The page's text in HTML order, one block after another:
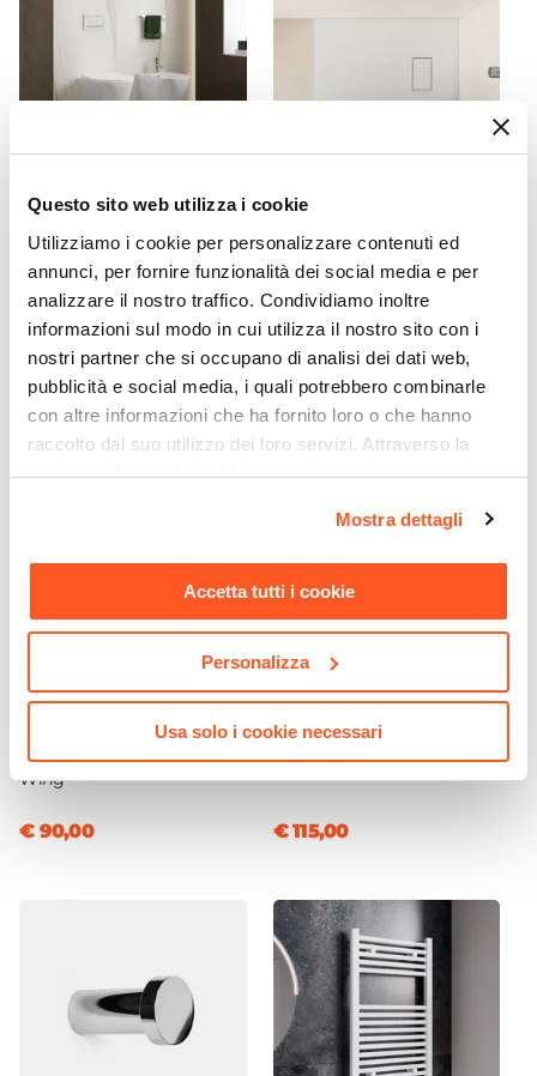
Questo sito web utilizza i cookie
Utilizziamo i cookie per personalizzare contenuti ed
annunci, per fornire funzionalità dei social media e per
analizzare il nostro traffico. Condividiamo inoltre
informazioni sul modo in cui utilizza il nostro sito con i
nostri partner che si occupano di analisi dei dati web,
pubblicità e social media, i quali potrebbero combinarle
con altre informazioni che ha fornito loro o che hanno
raccolto dal suo utilizzo dei loro servizi. Attraverso la
sezione "Mostra dettagli" è possibile gestire le proprie
momento. Per maggiori informazioni si invita a leggere la
nostraCookie Policy.
Mostra dettagli
Accetta tutti i cookie
Personalizza
Usa solo i cookie necessari
ABS
Cromo
Satinata
Caratteristiche
Termostatico
Getti Idromassaggio
CODICE:
Coppia di sanitari sospesi
con sedile softclose a
sgancio rapido Clessidra
€ 196,01
Piatto doccia 100x80 cm
ultraslim riducibile bianco
effetto pietra - Rok
€ 90,00
Set incasso doccia con
braccio doccia 40 cm e
soffione 30x20 cm cromo –
Wing
€ 90,00
CODICE:
Set miscelatore lavabo e
bidet cromo – Kyria
€ 115,00